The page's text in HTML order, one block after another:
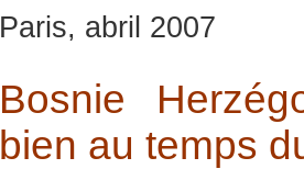
Paris, abril 2007
Bosnie
bien au temps